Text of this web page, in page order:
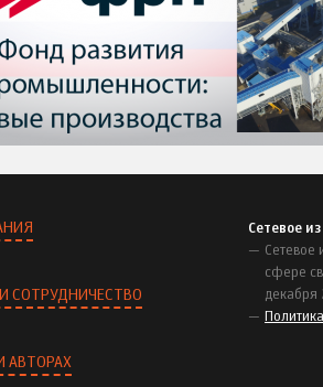
СОТРУДНИЧЕСТВО
АВТОРАХ
Сетевое
Сетевое
сфере
декабря